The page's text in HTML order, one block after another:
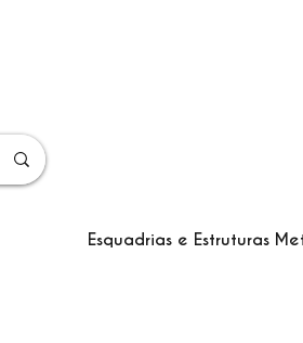
Esquadrias e Estruturas